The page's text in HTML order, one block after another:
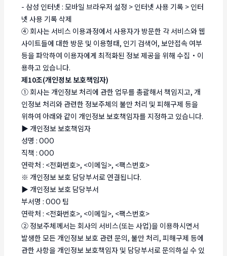
- 삼성 인터넷 : 모바일 브라우저 설정 > 인터넷 사용 기록 > 인터
넷 사용 기록 삭제
④ 회사는 서비스 이용과정에서 사용자가 방문한 각 서비스와 웹
사이트들에 대한 방문 및 이용형태, 인기 검색어, 보안접속 여부
등을 파악하여 이용자에게 최적화된 정보 제공을 위해 수집・이
용하고 있습니다.
제10조(개인정보 보호책임자)
① 회사는 개인정보 처리에 관한 업무를 총괄해서 책임지고, 개
인정보 처리와 관련한 정보주체의 불만 처리 및 피해구제 등을
위하여 아래와 같이 개인정보 보호책임자를 지정하고 있습니다.
▶ 개인정보 보호책임자
성명 : OOO
직책 : OOO
연락처 : <전화번호>, <이메일>, <팩스번호>
※ 개인정보 보호 담당부서로 연결됩니다.
▶ 개인정보 보호 담당부서
부서명 : OOO 팀
연락처 : <전화번호>, <이메일>, <팩스번호>
② 정보주체께서는 회사의 서비스(또는 사업)을 이용하시면서
발생한 모든 개인정보 보호 관련 문의, 불만 처리, 피해구제 등에
관한 사항을 개인정보 보호책임자 및 담당부서로 문의하실 수 있